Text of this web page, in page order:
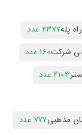
پله2377 عدد
شرکت160 عدد
2103 عدد
مذهبی777 عدد